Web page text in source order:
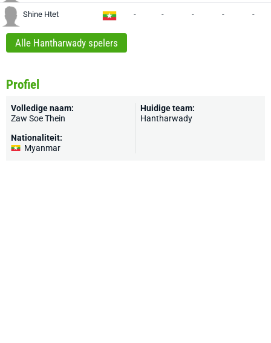
Shine Htet - - - - -
Alle Hantharwady spelers
Profiel
Volledige naam:
Zaw Soe Thein
Nationaliteit:
Myanmar
Huidige team:
Hantharwady